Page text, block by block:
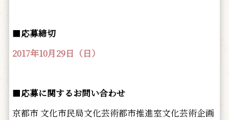
■応募締切
2017年10月29日（日）
■応募に関するお問い合わせ
京都市 文化市民局文化芸術都市推進室文化芸術企画